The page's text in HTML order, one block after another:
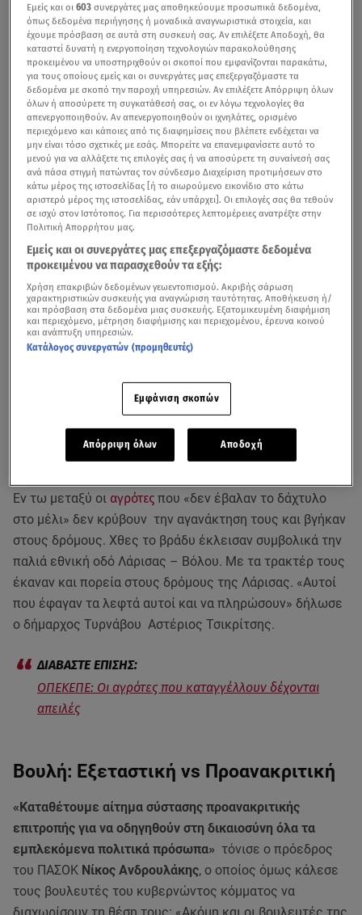
Δύο προτάσεις για προανακριτική επιτροπή
προκειμένου να διερευνηθούν τυχόν ποινικές ευθύνες
υπόθεση τουΟΠΕΚΕΠΕκατέθεσαν το ΠΑΣΟΚ και από
κοινού ΣΥΡΙΖΑ - Νέα Αριστερά.
Εν τω μεταξύ οι αγρότες που «δεν έβαλαν το δάχτυλο
στο μέλι» δεν κρύβουν την αγανάκτηση τους και βγήκαν
στους δρόμους. Χθες το βράδυ έκλεισαν συμβολικά την
παλιά εθνική οδό Λάρισας – Βόλου. Με τα τρακτέρ τους
έκαναν και πορεία στους δρόμους της Λάρισας. «Αυτοί
που έφαγαν τα λεφτά αυτοί και να πληρώσουν» δήλωσε
ο δήμαρχος Τυρνάβου Αστέριος Τσικρίτσης.
ΟΠΕΚΕΠΕ: Οι αγρότες που καταγγέλλουν δέχονται
απειλές
Βουλή: Εξεταστική vs Προανακριτική
«Καταθέτουμε αίτημα σύστασης προανακριτικής
επιτροπής για να οδηγηθούν στη δικαιοσύνη όλα τα
εμπλεκόμενα πολιτικά πρόσωπα» τόνισε ο πρόεδρος
του ΠΑΣΟΚ Νίκος Ανδρουλάκης, ο οποίος όμως κάλεσε
τους βουλευτές του κυβερνώντος κόμματος να
Εμείς και οι603 συνεργάτες μας αποθηκεύουμε προσωπικά δεδομένα,
όπως δεδομένα περιήγησης ή μοναδικά αναγνωριστικά στοιχεία, και
έχουμε πρόσβαση σε αυτά στη συσκευή σας. Αν επιλέξετε Αποδοχή, θα
καταστεί δυνατή η ενεργοποίηση τεχνολογιών παρακολούθησης
προκειμένου να υποστηριχθούν οι σκοποί που εμφανίζονται παρακάτω,
για τους οποίους εμείς και οι συνεργάτες μας επεξεργαζόμαστε τα
δεδομένα με σκοπό την παροχή υπηρεσιών. Αν επιλέξετε Απόρριψη όλων
όλων ή αποσύρετε τη συγκατάθεσή σας, οι εν λόγω τεχνολογίες θα
απενεργοποιηθούν. Αν απενεργοποιηθούν οι ιχνηλάτες, ορισμένο
περιεχόμενο και κάποιες από τις διαφημίσεις που βλέπετε ενδέχεται να
μην είναι τόσο σχετικές με εσάς. Μπορείτε να επανεμφανίσετε αυτό το
μενού για να αλλάξετε τις επιλογές σας ή να αποσύρετε τη συναίνεσή σας
ανά πάσα στιγμή πατώντας τον σύνδεσμο Διαχείριση προτιμήσεων στο
κάτω μέρος της ιστοσελίδας [ή το αιωρούμενο εικονίδιο στο κάτω
αριστερό μέρος της ιστοσελίδας, εάν υπάρχει]. Οι επιλογές σας θα τεθούν
σε ισχύ στον Ιστότοπος. Για περισσότερες λεπτομέρειες ανατρέξτε στην
Πολιτική Απορρήτου μας.
Εμείς και οι συνεργάτες μας επεξεργαζόμαστε δεδομένα
προκειμένου να παρασχεθούν τα εξής:
Χρήση επακριβών δεδομένων γεωεντοπισμού. Ακριβής σάρωση
χαρακτηριστικών συσκευής για αναγνώριση ταυτότητας. Αποθήκευση ή/
και πρόσβαση στα δεδομένα μιας συσκευής. Εξατομικευμένη διαφήμιση
και περιεχόμενο, μέτρηση διαφήμισης και περιεχομένου, έρευνα κοινού
και ανάπτυξη υπηρεσιών.
Κατάλογος συνεργατών (προμηθευτές)
Εμφάνιση σκοπών
Απόρριψη όλων Αποδοχή